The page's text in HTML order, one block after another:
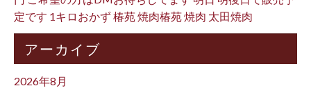
定です 1キロおかず 椿苑 焼肉椿苑 焼肉 太田焼肉
アーカイブ
2026年8月